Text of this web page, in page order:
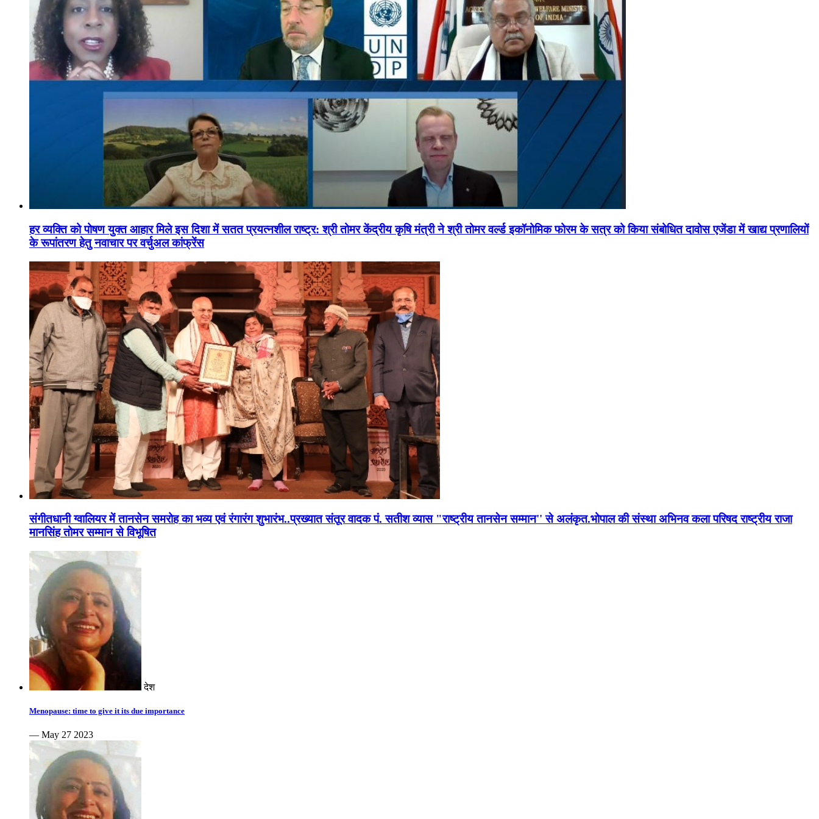
हर व्यक्ति को पोषण युक्त आहार मिले इस दिशा में सतत प्रयत्नशील राष्ट्र: श्री तोमर केंद्रीय कृषि मंत्री ने श्री तोमर वर्ल्ड इकॉनोमिक फोरम के सत्र को किया संबोधित दावोस एजेंडा में खाद्य प्रणालियों
के रूपांतरण हेतु नवाचार पर वर्चुअल कांफ्रेंस
संगीतधानी ग्वालियर में तानसेन समरोह का भव्य एवं रंगारंग शुभारंभ..प्रख्यात संतूर वादक पं. सतीश व्यास "राष्ट्रीय तानसेन सम्मान'' से अलंकृत.भोपाल की संस्था अभिनव कला परिषद राष्ट्रीय राजा
मानसिंह तोमर सम्मान से विभूषित
देश
Menopause: time to give it its due importance
— May 27 2023